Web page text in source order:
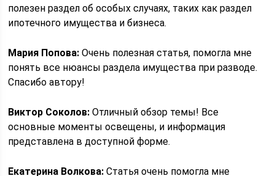
полезен раздел об особых случаях, таких как раздел
ипотечного имущества и бизнеса.
Мария Попова: Очень полезная статья, помогла мне
понять все нюансы раздела имущества при разводе.
Спасибо автору!
Виктор Соколов: Отличный обзор темы! Все
основные моменты освещены, и информация
представлена в доступной форме.
Екатерина Волкова: Статья очень помогла мне